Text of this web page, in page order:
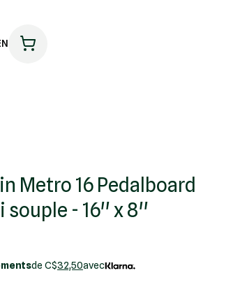
Metro 16 Pedalboard
souple - 16'' x 8''
de C$32,50avec